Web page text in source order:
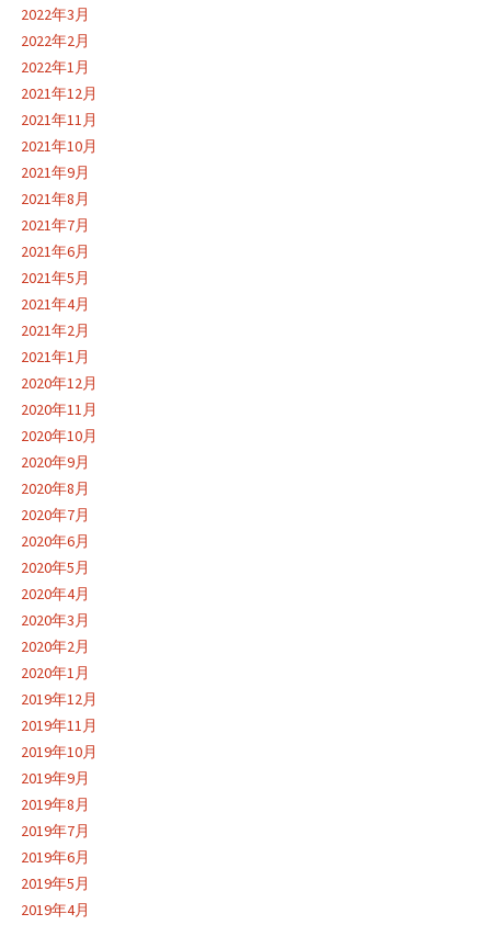
2022年3月
2022年2月
2022年1月
2021年12月
2021年11月
2021年10月
2021年9月
2021年8月
2021年7月
2021年6月
2021年5月
2021年4月
2021年2月
2021年1月
2020年12月
2020年11月
2020年10月
2020年9月
2020年8月
2020年7月
2020年6月
2020年5月
2020年4月
2020年3月
2020年2月
2020年1月
2019年12月
2019年11月
2019年10月
2019年9月
2019年8月
2019年7月
2019年6月
2019年5月
2019年4月